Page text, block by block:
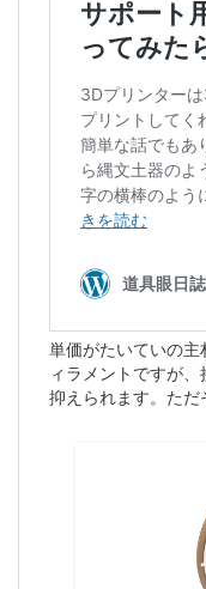
単価がたいていの
ィラメントですが
抑えられます。ただ